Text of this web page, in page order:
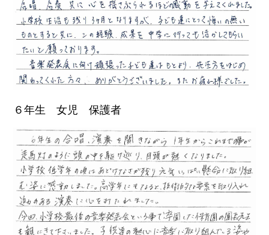
６年生 女児 保護者